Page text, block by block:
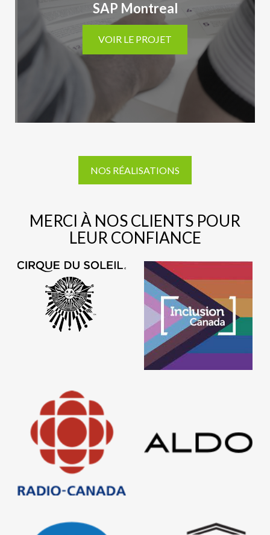
SAP Montreal
VOIR LE PROJET
NOS RÉALISATIONS
MERCI À NOS CLIENTS POUR
LEUR CONFIANCE